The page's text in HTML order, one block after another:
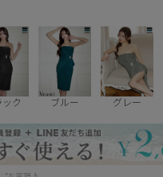
ック ブルー グレー